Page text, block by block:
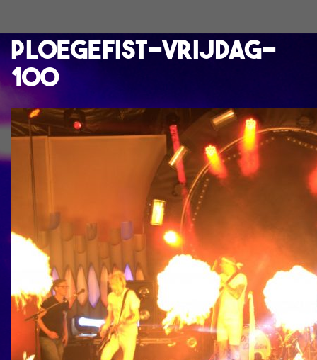
ploegefist-vrijdag-
100